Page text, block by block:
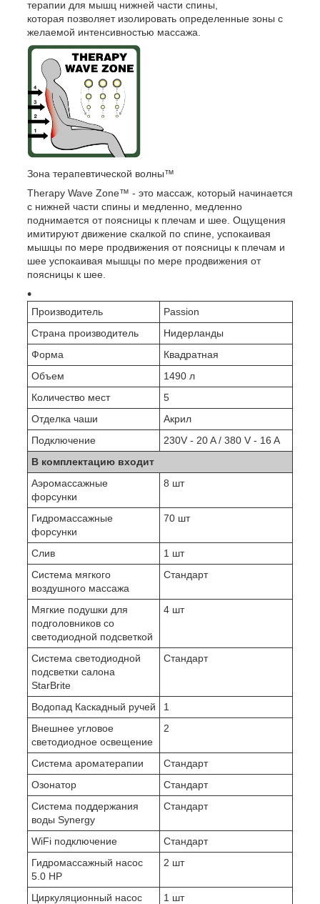
терапии для мышц нижней части спины,
которая позволяет изолировать определенные зоны с
желаемой интенсивностью массажа.
Зона терапевтической волны™
Therapy Wave Zone™ - это массаж, который начинается
с нижней части спины и медленно, медленно
поднимается от поясницы к плечам и шее. Ощущения
имитируют движение скалкой по спине, успокаивая
мышцы по мере продвижения от поясницы к плечам и
шее успокаивая мышцы по мере продвижения от
поясницы к шее.
Производитель
Passion
Страна производитель
Нидерланды
Форма
Квадратная
Объем
1490 л
Количество мест
5
Отделка чаши
Акрил
Подключение
230V - 20 A / 380 V - 16 A
В комплектацию входит
Аэромассажные
форсунки
8 шт
Гидромассажные
форсунки
70 шт
Слив
1 шт
Система мягкого
воздушного массажа
Стандарт
Мягкие подушки для
подголовников со
светодиодной подсветкой
4 шт
Система светодиодной
подсветки салона
StarBrite
Стандарт
Водопад Каскадный ручей
1
Внешнее угловое
светодиодное освещение
2
Система ароматерапии
Стандарт
Озонатор
Стандарт
Система поддержания
воды Synergy
Стандарт
WiFi подключение
Стандарт
Гидромассажный насос
5.0 HP
2 шт
Циркуляционный насос
1 шт